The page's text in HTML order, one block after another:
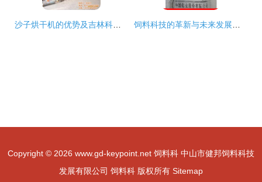
Copyright © 2026 www.gd-keypoint.net 饲料科 中山市健邦饲料科技
发展有限公司 饲料科 版权所有 Sitemap